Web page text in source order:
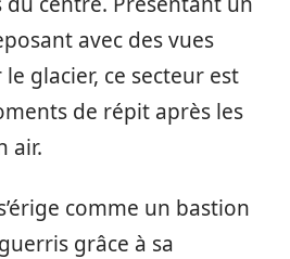
avec des vues
glacier, ce secteur est
de répit après les
air.
comme un bastion
grâce à sa